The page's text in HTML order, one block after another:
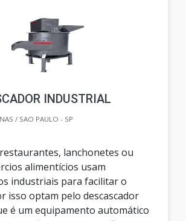
INDUSTRIAL
/ SAO PAULO - SP
lanchonetes ou
alimentícios usam
industriais para facilitar o
isso optam pelo descascador
é um equipamento automático